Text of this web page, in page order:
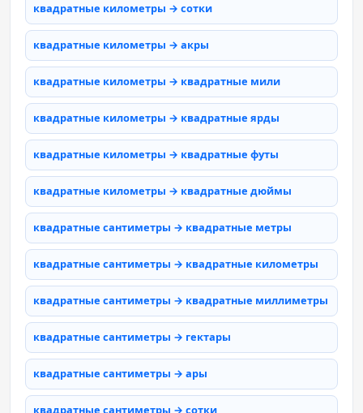
квадратные километры → сотки
квадратные километры → акры
квадратные километры → квадратные мили
квадратные километры → квадратные ярды
квадратные километры → квадратные футы
квадратные километры → квадратные дюймы
квадратные сантиметры → квадратные метры
квадратные сантиметры → квадратные километры
квадратные сантиметры → квадратные миллиметры
квадратные сантиметры → гектары
квадратные сантиметры → ары
квадратные сантиметры → сотки